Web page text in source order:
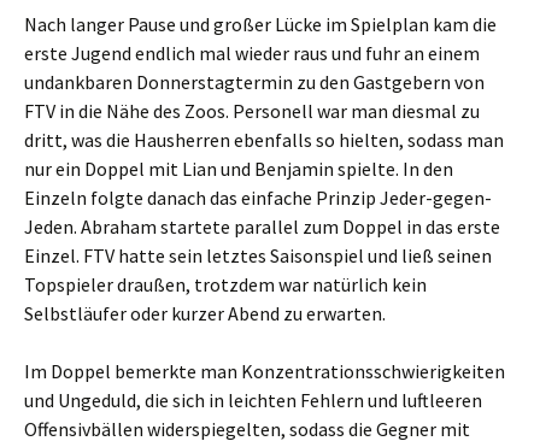
Nach langer Pause und großer Lücke im Spielplan kam die
erste Jugend endlich mal wieder raus und fuhr an einem
undankbaren Donnerstagtermin zu den Gastgebern von
FTV in die Nähe des Zoos. Personell war man diesmal zu
dritt, was die Hausherren ebenfalls so hielten, sodass man
nur ein Doppel mit Lian und Benjamin spielte. In den
Einzeln folgte danach das einfache Prinzip Jeder-gegen-
Jeden. Abraham startete parallel zum Doppel in das erste
Einzel. FTV hatte sein letztes Saisonspiel und ließ seinen
Topspieler draußen, trotzdem war natürlich kein
Selbstläufer oder kurzer Abend zu erwarten.
Im Doppel bemerkte man Konzentrationsschwierigkeiten
und Ungeduld, die sich in leichten Fehlern und luftleeren
Offensivbällen widerspiegelten, sodass die Gegner mit